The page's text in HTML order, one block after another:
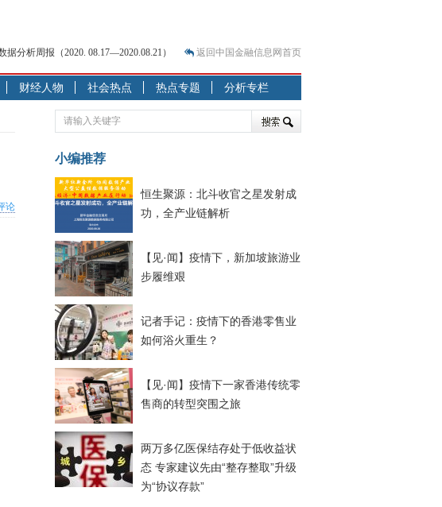
分析周报（2020. 08.17—2020.08.21）
售业如何浴火重生？
传统零售商的转型突围之旅
据分析周报（2020. 07.27—2020.07.31）
、结构性存款玩起“跷跷板” 结构性失衡藏
元 短端资金利率明显下行
回调十年期债表现最弱
沪银及两粕涨势喜人
射成功，全产业链解析
据分析周报（2020. 08.17—2020.08.21）
返回中国金融信息网首页
财经人物 社会热点 热点专题 分析专栏
论
小编推荐
恒生聚源：北斗收官之星发射成
功，全产业链解析
【见·闻】疫情下，新加坡旅游业
步履维艰
记者手记：疫情下的香港零售业
如何浴火重生？
【见·闻】疫情下一家香港传统零
售商的转型突围之旅
两万多亿医保结存处于低收益状
态 专家建议先由“整存整取”升级
为“协议存款”